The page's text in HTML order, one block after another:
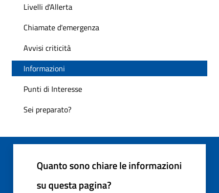
Livelli d'Allerta
Chiamate d'emergenza
Avvisi criticità
Informazioni
Punti di Interesse
Sei preparato?
Quanto sono chiare le informazioni
su questa pagina?